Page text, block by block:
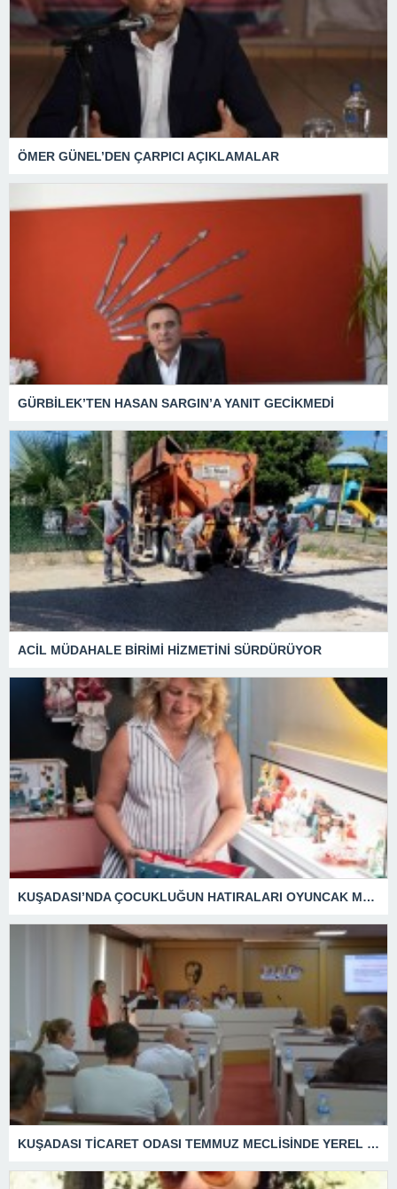
ÖMER GÜNEL’DEN ÇARPICI AÇIKLAMALAR
GÜRBİLEK’TEN HASAN SARGIN’A YANIT GECİKMEDİ
ACİL MÜDAHALE BİRİMİ HİZMETİNİ SÜRDÜRÜYOR
KUŞADASI’NDA ÇOCUKLUĞUN HATIRALARI OYUNCAK MÜZESİNDE HAYAT BULACAK
KUŞADASI TİCARET ODASI TEMMUZ MECLİSİNDE YEREL İŞLETMELERE ANLAMLI DESTEK